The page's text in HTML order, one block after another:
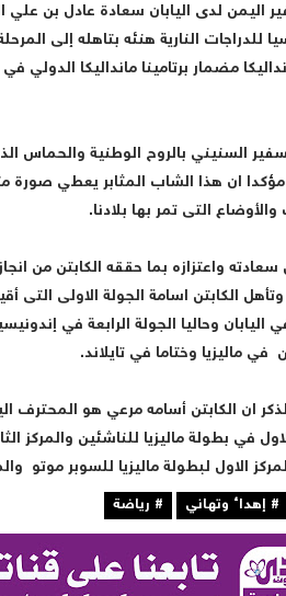
اليمن لدى اليابان سعادة عادل بن علي
للدراجات النارية هنئه بتاهله إلى
مضمار برتامينا مانداليكا الدولي في إندونيسيا
السنيني بالروح الوطنية والحماس
ان هذا الشاب المثابر يعطي
والأوضاع التى تمر بها بلادنا.
سعادته واعتزازه بما حققه الكابتن من
وتأهل الكابتن اسامة الجولة الاولى التى
وحاليا الجولة الرابعة في
في ماليزيا وختاما في تايلاند.
ان الكابتن أسامه مرعي هو المحترف
في بطولة ماليزيا للناشئين والمركز
الاول لبطولة ماليزيا للسوبر موتو
# إهداء وتهاني # رياضة